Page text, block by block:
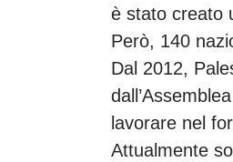
è stato creato
Però, 140
Dal 2012,
lavorare nel
Attualmente